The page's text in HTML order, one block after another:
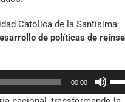
o
Católica de la Santísima
de políticas de
00:00